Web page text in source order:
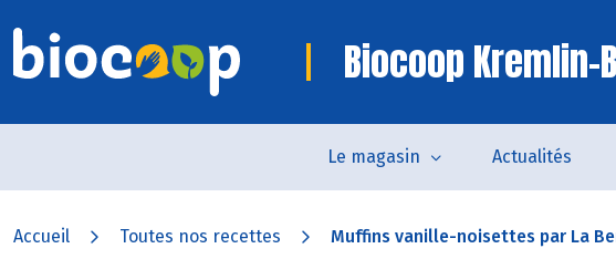
Biocoop Kremlin-
Le magasin Actualités
Accueil Toutes nos recettes Muffins vanille-noisettes par La